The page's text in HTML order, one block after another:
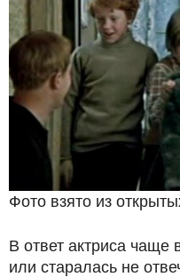
Фото взято из
В ответ актриса чаще
или старалась не